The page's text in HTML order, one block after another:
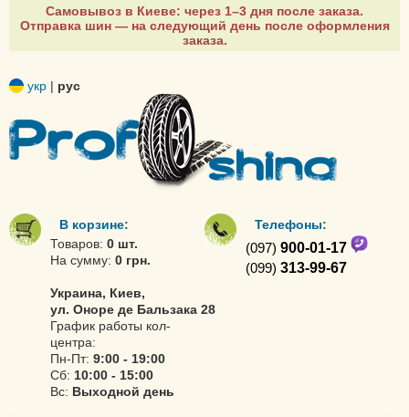
Самовывоз в Киеве: через 1–3 дня после заказа.
Отправка шин — на следующий день после оформления
заказа.
укр | рус
В корзине:
Товаров: 0 шт.
На сумму: 0 грн.
Украина, Киев,
ул. Оноре де Бальзака 28
График работы кол-
центра:
Пн-Пт: 9:00 - 19:00
Сб: 10:00 - 15:00
Вс: Выходной день
Телефоны:
(097) 900-01-17
(099) 313-99-67